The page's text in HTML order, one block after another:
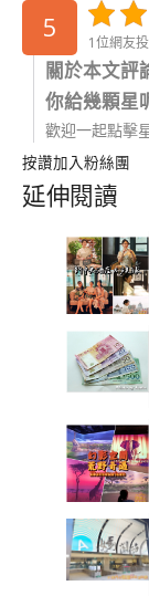
5 1位網友
關於本文評
你給幾顆星
歡迎一起點擊
按讚加入粉絲團
延伸閱讀